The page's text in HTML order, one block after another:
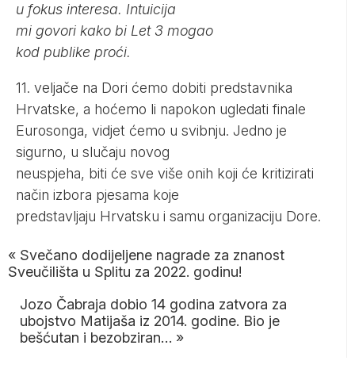
u fokus interesa. Intuicija
mi govori kako bi Let 3 mogao
kod publike proći.
11. veljače na Dori ćemo dobiti predstavnika
Hrvatske, a hoćemo li napokon ugledati finale
Eurosonga, vidjet ćemo u svibnju. Jedno je
sigurno, u slučaju novog
neuspjeha, biti će sve više onih koji će kritizirati
način izbora pjesama koje
predstavljaju Hrvatsku i samu organizaciju Dore.
« Svečano dodijeljene nagrade za znanost
Sveučilišta u Splitu za 2022. godinu!
Jozo Čabraja dobio 14 godina zatvora za
ubojstvo Matijaša iz 2014. godine. Bio je
bešćutan i bezobziran… »